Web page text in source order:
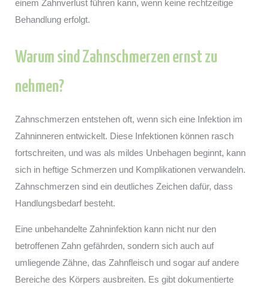
einem Zahnverlust führen kann, wenn keine rechtzeitige
Behandlung erfolgt.
Warum sind Zahnschmerzen ernst zu
nehmen?
Zahnschmerzen entstehen oft, wenn sich eine Infektion im
Zahninneren entwickelt. Diese Infektionen können rasch
fortschreiten, und was als mildes Unbehagen beginnt, kann
sich in heftige Schmerzen und Komplikationen verwandeln.
Zahnschmerzen sind ein deutliches Zeichen dafür, dass
Handlungsbedarf besteht.
Eine unbehandelte Zahninfektion kann nicht nur den
betroffenen Zahn gefährden, sondern sich auch auf
umliegende Zähne, das Zahnfleisch und sogar auf andere
Bereiche des Körpers ausbreiten. Es gibt dokumentierte